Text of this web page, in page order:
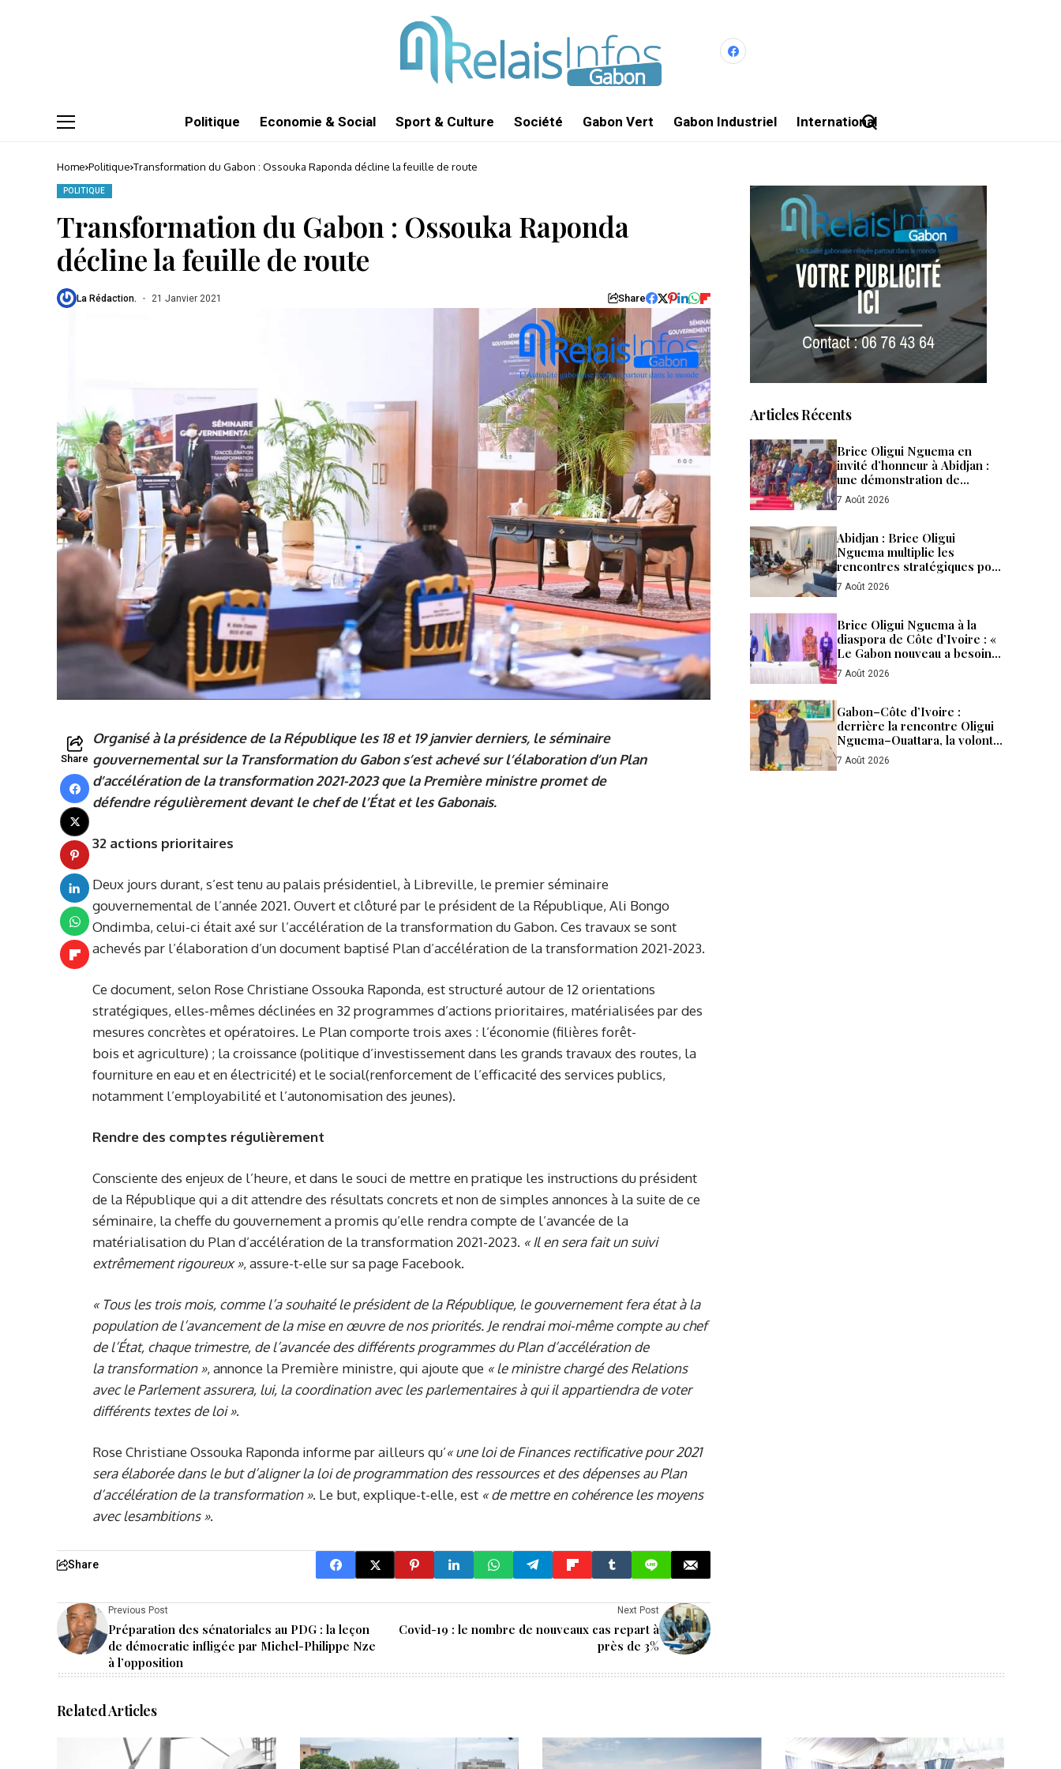
Politique Economie & Social Sport & Culture Société Gabon Vert Gabon Industriel International
Home Politique Transformation du Gabon : Ossouka Raponda décline la feuille de route
POLITIQUE
Transformation du Gabon : Ossouka Raponda
décline la feuille de route
La Rédaction. 21 Janvier 2021 Share
Share
Organisé à la présidence de la République les 18 et 19 janvier derniers, le séminaire
gouvernemental sur la Transformation du Gabon s’est achevé sur l’élaboration d’un Plan
d’accélération de la transformation 2021-2023 que la Première ministre promet de
défendre régulièrement devant le chef de l’État et les Gabonais.
32 actions prioritaires
Deux jours durant, s’est tenu au palais présidentiel, à Libreville, le premier séminaire
gouvernemental de l’année 2021. Ouvert et clôturé par le président de la République, Ali Bongo
Ondimba, celui-ci était axé sur l’accélération de la transformation du Gabon. Ces travaux se sont
achevés par l’élaboration d’un document baptisé Plan d’accélération de la transformation 2021-2023.
Ce document, selon Rose Christiane Ossouka Raponda, est structuré autour de 12 orientations
stratégiques, elles-mêmes déclinées en 32 programmes d’actions prioritaires, matérialisées par des
mesures concrètes et opératoires. Le Plan comporte trois axes : l’économie (filières forêt-
bois et agriculture) ; la croissance (politique d’investissement dans les grands travaux des routes, la
fourniture en eau et en électricité) et le social(renforcement de l’efficacité des services publics,
notamment l’employabilité et l’autonomisation des jeunes).
Rendre des comptes régulièrement
Consciente des enjeux de l’heure, et dans le souci de mettre en pratique les instructions du président
de la République qui a dit attendre des résultats concrets et non de simples annonces à la suite de ce
séminaire, la cheffe du gouvernement a promis qu’elle rendra compte de l’avancée de la
matérialisation du Plan d’accélération de la transformation 2021-2023. «Il en sera fait un suivi
extrêmement rigoureux», assure-t-elle sur sa page Facebook.
« Tous les trois mois, comme l’a souhaité leprésident de la République, legouvernement fera état à la
population de l’avancement de la mise en œuvre de nos priorités. Je rendrai moi-même compte auchef
de l’État, chaque trimestre, de l’avancée des différents programmes du Plan d’accélération de
la transformation», annonce la Première ministre, qui ajoute que « le ministre chargé des Relations
avec le Parlement assurera, lui, la coordination avec les parlementaires à qui il appartiendra de voter
différents textes de loi».
Rose Christiane Ossouka Raponda informe par ailleurs qu’« une loi de Finances rectificative pour 2021
sera élaborée dans le but d’alignerlaloi de programmation des ressources et des dépensesauPlan
d’accélération de la transformation». Le but, explique-t-elle, est «de mettre en cohérencelesmoyens
aveclesambitions».
Share
Previous Post
Préparation des sénatoriales au PDG : la leçon
de démocratie infligée par Michel-Philippe Nze
à l’opposition
Next Post
Covid-19 : le nombre de nouveaux cas repart à
près de 3%
Articles Récents
Brice Oligui Nguema en
invité d’honneur à Abidjan :
une démonstration de
confiance, de puissance et de
fraternité entre le Gabon et la
7 Août 2026
Abidjan : Brice Oligui
Nguema multiplie les
rencontres stratégiques pour
accélérer les
investissements et renforcer
Gabon
7 Août 2026
Brice Oligui Nguema à la
diaspora de Côte d’Ivoire : «
Le Gabon nouveau a besoin
de tous ses enfants »
7 Août 2026
Gabon–Côte d’Ivoire :
derrière la rencontre Oligui
Nguema–Ouattara, la volonté
d’aller plus loin
7 Août 2026
Related Articles